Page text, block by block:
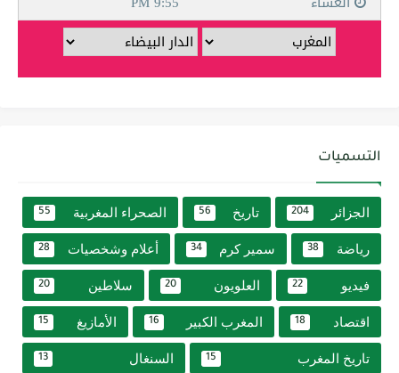
التسميات
الجزائر 204 تاريخ 56 الصحراء المغربية 55
رياضة 38 سمير كرم 34 أعلام وشخصيات 28
فيديو 22 العلويون 20 سلاطين 20
اقتصاد 18 المغرب الكبير 16 الأمازيغ 15
تاريخ المغرب 15 السنغال 13